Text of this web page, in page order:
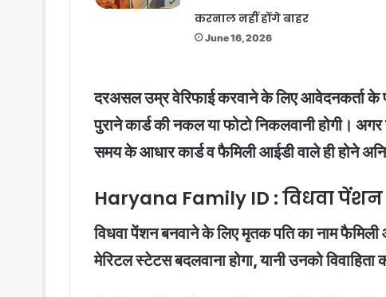
करनाल नहीं होंगे बाहर
June 16, 2026
दरअसल उम्र वेरिफाई करवाने के लिए आवेदनकर्ता के पास
पुराने कार्ड की नकल या फोटो निकलवानी होगी।
समय के आधार कार्ड व फैमिली आईडी वाले ही होने
Haryana Family ID : विधवा
विधवा पेंशन बनवाने के लिए मृतक पति का नाम
मेरिटल स्टेटस बदलवाना होगा, यानी उनको